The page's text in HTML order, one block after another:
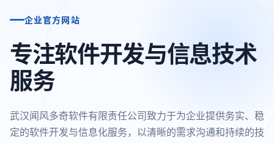
企业官方网站
专注软件开发与信息技术
服务
武汉闻风多奇软件有限责任公司致力于为企业提供务实、稳
定的软件开发与信息化服务，以清晰的需求沟通和持续的技